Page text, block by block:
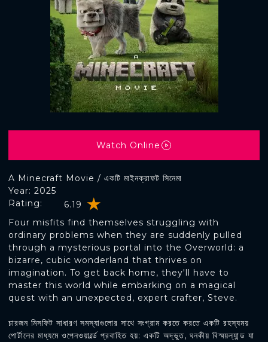
A Minecraft Movie / একটি মাইনক্রাফট সিনেমা
Rating: 6.19
Year: 2025
Four misfits find themselves struggling with
ordinary problems when they are suddenly pulled
through a mysterious portal into the Overworld: a
bizarre, cubic wonderland that thrives on
imagination. To get back home, they'll have to
master this world while embarking on a magical
quest with an unexpected, expert crafter, Steve.
চারজন মিসফিট সাধারণ সমস্যাগুলোর সাথে সংগ্রাম করতে করতে একটি রহস্যময়
পোর্টালের মাধ্যমে ওপেনওয়ার্ল্ডে প্রবাহিত হয়: একটি অদ্ভুত, ঘনকীয় বিস্ময়ল্যান্ড যা
Watch Online